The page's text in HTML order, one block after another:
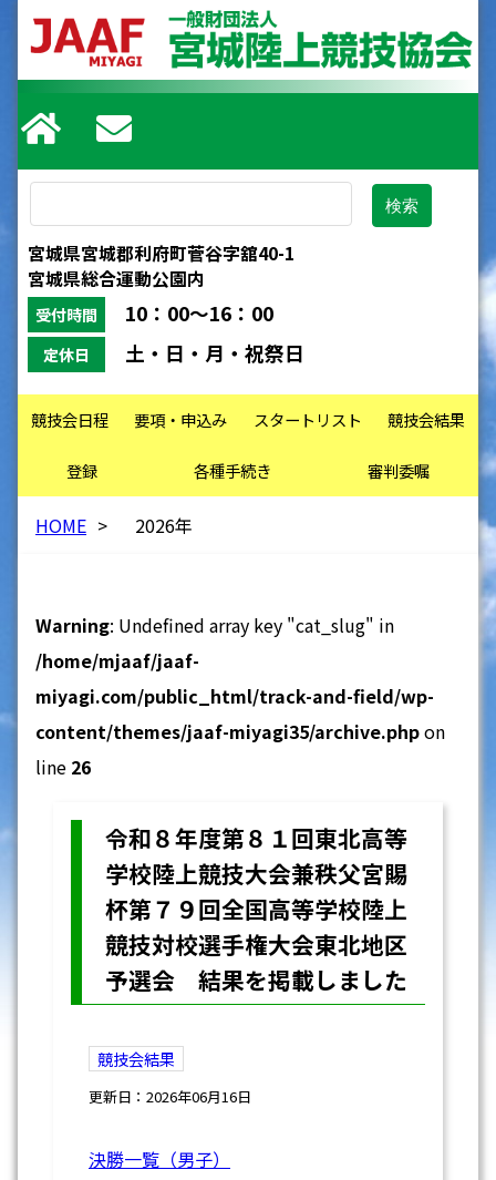
宮城県宮城郡利府町菅谷字舘40-1
宮城県総合運動公園内
受付時間 10：00～16：00
定休日 土・日・月・祝祭日
競技会日程 要項・申込み スタートリスト 競技会結果
登録 各種手続き 審判委嘱
HOME > 2026年
Warning: Undefined array key "cat_slug" in
/home/mjaaf/jaaf-
miyagi.com/public_html/track-and-field/wp-
content/themes/jaaf-miyagi35/archive.phpon
line 26
令和８年度第８１回東北高等
学校陸上競技大会兼秩父宮賜
杯第７９回全国高等学校陸上
競技対校選手権大会東北地区
予選会 結果を掲載しました
競技会結果
更新日：2026年06月16日
決勝一覧（男子）